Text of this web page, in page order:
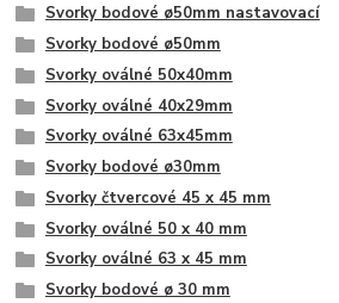
Svorky bodové ø50mm nastavovací
Svorky bodové ø50mm
Svorky oválné 50x40mm
Svorky oválné 40x29mm
Svorky oválné 63x45mm
Svorky bodové ø30mm
Svorky čtvercové 45 x 45 mm
Svorky oválné 50 x 40 mm
Svorky oválné 63 x 45 mm
Svorky bodové ø 30 mm